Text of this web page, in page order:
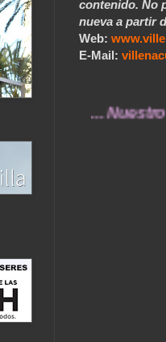
contenido. No
nueva a partir
Web:
E-Mail:
... Nuestros